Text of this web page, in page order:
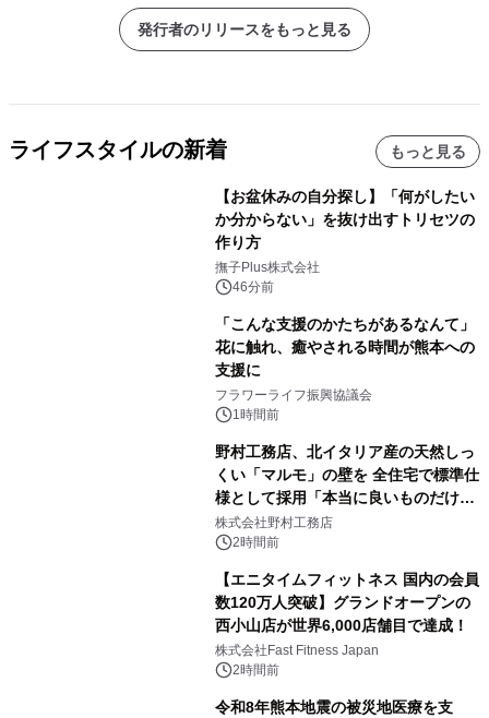
発行者のリリースをもっと見る
ライフスタイルの新着 もっと見る
【お盆休みの自分探し】「何がしたい
か分からない」を抜け出すトリセツの
作り方
撫子Plus株式会社
46分前
「こんな支援のかたちがあるなんて」
花に触れ、癒やされる時間が熊本への
支援に
フラワーライフ振興協議会
1時間前
野村工務店、北イタリア産の天然しっ
くい「マルモ」の壁を 全住宅で標準仕
様として採用「本当に良いものだけに
こだわる」
株式会社野村工務店
2時間前
【エニタイムフィットネス 国内の会員
数120万人突破】グランドオープンの
西小山店が世界6,000店舗目で達成！
株式会社Fast Fitness Japan
2時間前
令和8年熊本地震の被災地医療を支